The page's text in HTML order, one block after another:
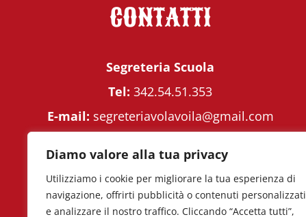
Diamo valore alla tua privacy
Utilizziamo i cookie per migliorare la tua esperienza di
navigazione, offrirti pubblicità o contenuti personalizzati
e analizzare il nostro traffico. Cliccando “Accetta tutti”,
CONTATTI
Segreteria Scuola
Tel: 342.54.51.353
E-mail: segreteriavolavoila@gmail.com
Segreteria Eventi
Tel. 351.77.28.113
E-mail: eventivolavoila@gmail.com